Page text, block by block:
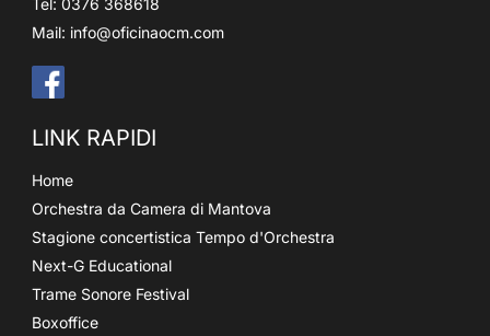
Tel: 0376 368618
Mail: info@oficinaocm.com
LINK RAPIDI
Home
Orchestra da Camera di Mantova
Stagione concertistica Tempo d'Orchestra
Next-G Educational
Trame Sonore Festival
Boxoffice